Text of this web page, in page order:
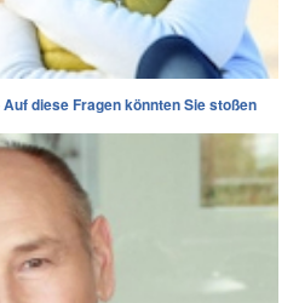
diese Fragen könnten Sie stoßen